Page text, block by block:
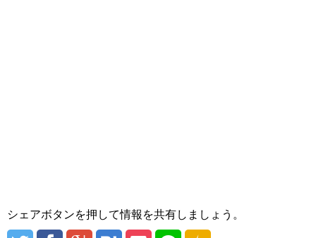
シェアボタンを押して情報を共有しましょう。